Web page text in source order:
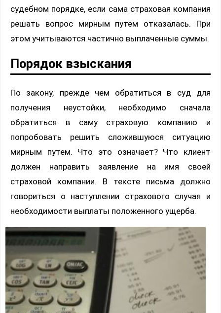
судебном порядке, если сама страховая компания
решать вопрос мирным путем отказалась. При
этом учитываются частично выплаченные суммы.
Порядок взыскания
​По закону, прежде чем обратиться в суд для
получения неустойки, необходимо сначала
обратиться в саму страховую компанию и
попробовать решить сложившуюся ситуацию
мирным путем. Что это означает? Что клиент
должен направить заявление на имя своей
страховой компании. В тексте письма должно
говориться о наступлении страхового случая и
необходимости выплаты положенного ущерба.